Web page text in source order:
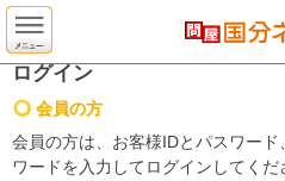
ログイン
会員の方
会員の方は、お客様IDとパスワー
ワードを入力してログインしてくだ